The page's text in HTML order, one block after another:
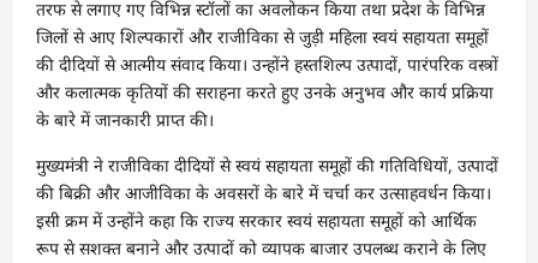
तरफ से लगाए गए विभिन्न स्टॉलों का अवलोकन किया तथा प्रदेश के विभिन्न
जिलों से आए शिल्पकारों और राजीविका से जुड़ी महिला स्वयं सहायता समूहों
की दीदियों से आत्मीय संवाद किया। उन्होंने हस्तशिल्प उत्पादों, पारंपरिक वस्त्रों
और कलात्मक कृतियों की सराहना करते हुए उनके अनुभव और कार्य प्रक्रिया
के बारे में जानकारी प्राप्त की।
मुख्यमंत्री ने राजीविका दीदियों से स्वयं सहायता समूहों की गतिविधियों, उत्पादों
की बिक्री और आजीविका के अवसरों के बारे में चर्चा कर उत्साहवर्धन किया।
इसी क्रम में उन्होंने कहा कि राज्य सरकार स्वयं सहायता समूहों को आर्थिक
रूप से सशक्त बनाने और उत्पादों को व्यापक बाजार उपलब्ध कराने के लिए